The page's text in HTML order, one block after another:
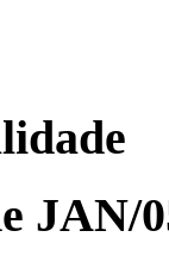
JAN/